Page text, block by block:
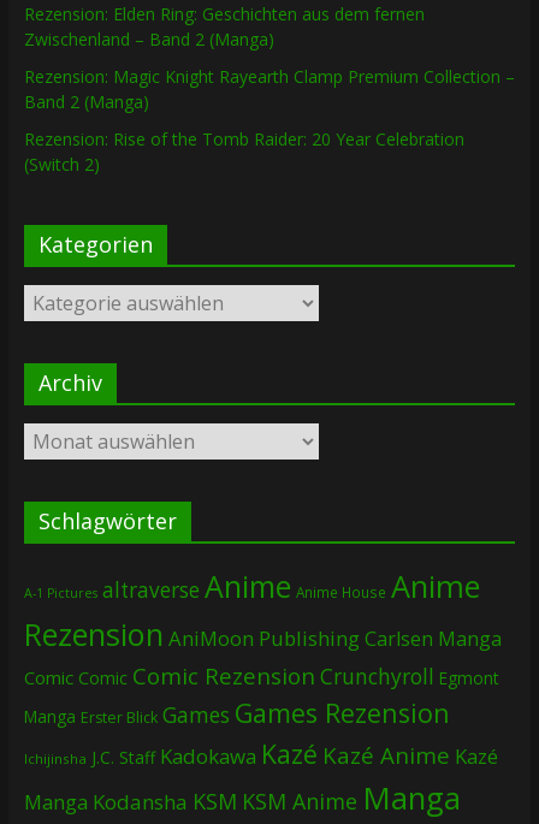
Rezension: Elden Ring: Geschichten aus dem fernen
Zwischenland – Band 2 (Manga)
Rezension: Magic Knight Rayearth Clamp Premium Collection –
Band 2 (Manga)
Rezension: Rise of the Tomb Raider: 20 Year Celebration
(Switch 2)
Kategorien
Kategorien
Archiv
Archiv
Schlagwörter
A-1 Pictures altraverse Anime Anime House Anime
Rezension AniMoon PublishingCarlsen Manga
Comic Comic Comic Rezension Crunchyroll Egmont
Manga Erster Blick Games Games Rezension
Ichijinsha J.C. Staff Kadokawa Kazé Kazé Anime Kazé
Manga Kodansha KSM KSM Anime Manga